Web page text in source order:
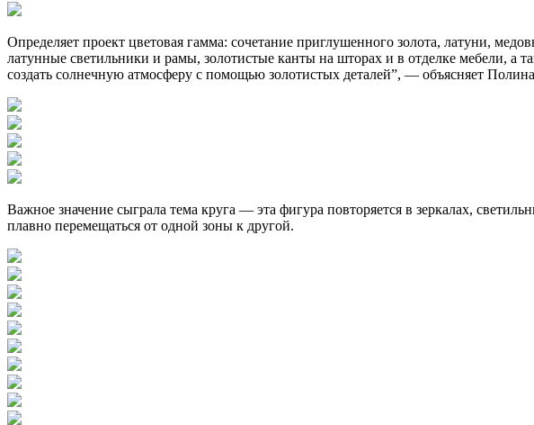
Определяет проект цветовая гамма: сочетание приглушенного золота, латуни,
латунные светильники и рамы, золотистые канты на шторах и в отделке мебели, а
создать солнечную атмосферу с помощью золотистых деталей”, — объясняет
Важное значение сыграла тема круга — эта фигура повторяется в зеркалах,
плавно перемещаться от одной зоны к другой.